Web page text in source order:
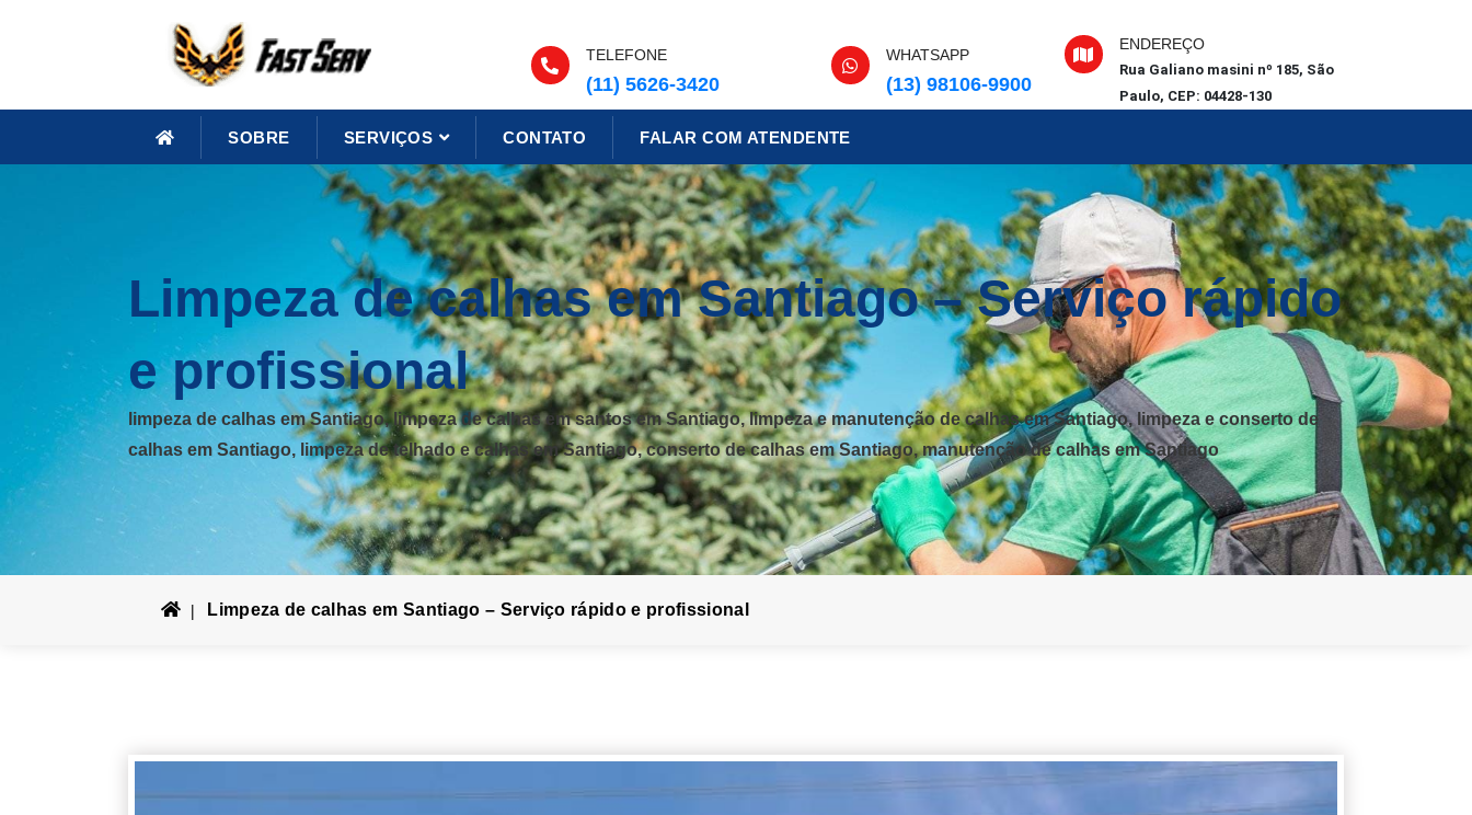
TELEFONE
(11) 5626-3420
WHATSAPP
(13) 98106-9900
ENDEREÇO
Rua Galiano masini nº 185, São
Paulo, CEP: 04428-130
SOBRE SERVIÇOS CONTATO FALAR COM ATENDENTE
Limpeza de calhas em Santiago – Serviço rápido
e profissional
limpeza de calhas em Santiago, limpeza de calhas em santos em Santiago, limpeza e manutenção de calhas em Santiago, limpeza e conserto de
calhas em Santiago, limpeza de telhado e calhas em Santiago, conserto de calhas em Santiago, manutenção de calhas em Santiago
Limpeza de calhas em Santiago – Serviço rápido e profissional